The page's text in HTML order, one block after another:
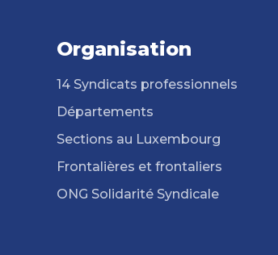
Organisation
14 Syndicats professionnels
Départements
Sections au Luxembourg
Frontalières et frontaliers
ONG Solidarité Syndicale